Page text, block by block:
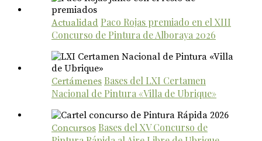
Actualidad Paco Rojas premiado en el XIII
Concurso de Pintura de Alboraya 2026
Certámenes Bases del LXI Certamen
Nacional de Pintura «Villa de Ubrique»
Concursos Bases del XV Concurso de